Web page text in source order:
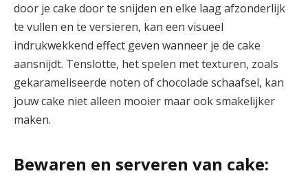
door je cake door te snijden en elke laag afzonderlijk
te vullen en te versieren, kan een visueel
indrukwekkend effect geven wanneer je de cake
aansnijdt. Tenslotte, het spelen met texturen, zoals
gekarameliseerde noten of chocolade schaafsel, kan
jouw cake niet alleen mooier maar ook smakelijker
maken.
Bewaren en serveren van cake: